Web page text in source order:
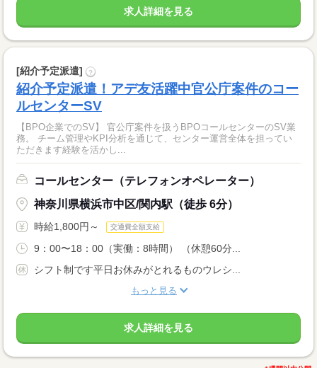
求人詳細を見る
[紹介予定派遣] ?
紹介予定派遣！アデ友活躍中官公庁案件のコー
ルセンターSV
【BPO企業でのSV】 官公庁案件を扱うBPOコールセンターのSV業
務。 チーム管理やKPI分析を通じて、センター運営全体を担ってい
ただきます経験を活かし...
コールセンター（テレフォンオペレーター）
神奈川県横浜市中区/関内駅（徒歩 6分）
時給1,800円～ 交通費全額支給
9：00〜18：00（実働：8時間） （休憩60分...
シフト制です平日お休みがとれるものウレシ...
もっと見る
求人詳細を見る